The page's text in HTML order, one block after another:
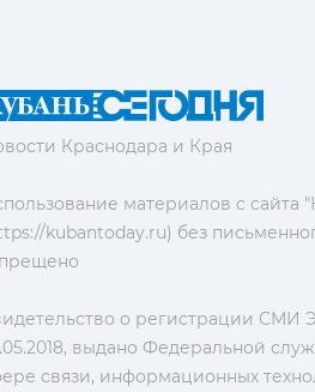
Краснодара и Края
материалов с сайта
kubantoday.ru) без
о регистрации СМИ
выдано Федеральной
связи, информационных